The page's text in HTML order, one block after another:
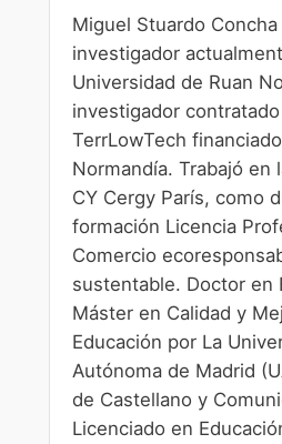
Miguel Stuardo
investigador
Universidad de Ruan
investigador
TerrLowTech
Normandía. Trabajó en
CY Cergy París, como
formación Licencia
Comercio
sustentable. Doctor en
Máster en Calidad y
Educación por La
Autónoma de Madrid
de Castellano y
Licenciado en